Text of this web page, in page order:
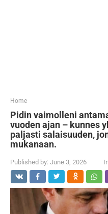
Home
Pidin vaimolleni
vuoden ajan – kunnes
paljasti salaisuuden,
mukanaan.
Published by: June 3, 2026